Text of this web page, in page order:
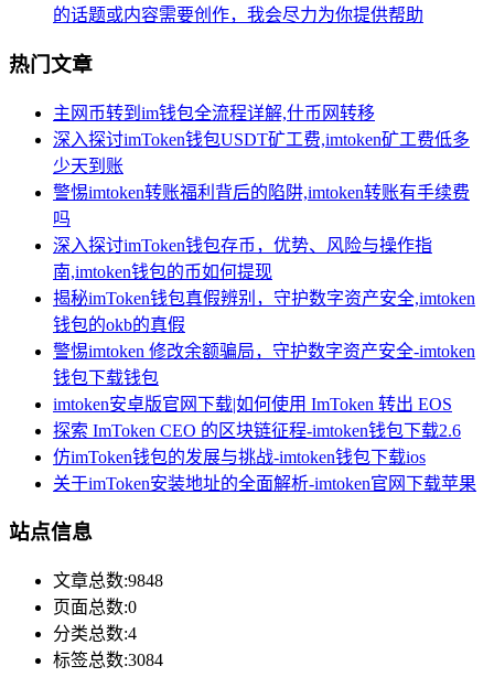
的话题或内容需要创作，我会尽力为你提供帮助
热门文章
主网币转到im钱包全流程详解,什币网转移
深入探讨imToken钱包USDT矿工费,imtoken矿工费低多
少天到账
警惕imtoken转账福利背后的陷阱,imtoken转账有手续费
吗
深入探讨imToken钱包存币，优势、风险与操作指
南,imtoken钱包的币如何提现
揭秘imToken钱包真假辨别，守护数字资产安全,imtoken
钱包的okb的真假
警惕imtoken 修改余额骗局，守护数字资产安全-imtoken
钱包下载钱包
imtoken安卓版官网下载|如何使用 ImToken 转出 EOS
探索 ImToken CEO 的区块链征程-imtoken钱包下载2.6
仿imToken钱包的发展与挑战-imtoken钱包下载ios
关于imToken安装地址的全面解析-imtoken官网下载苹果
站点信息
文章总数:9848
页面总数:0
分类总数:4
标签总数:3084